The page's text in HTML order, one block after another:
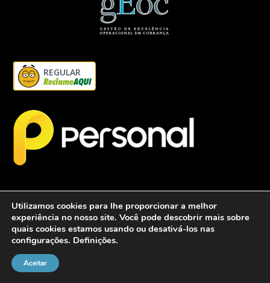
REGULAR
2026 - Personalcob - CNPJ: 12.837.042/0001-60- Todos direitos
Utilizamos cookies para lhe proporcionar a melhor
experiência no nosso site. Você pode descobrir mais sobre
quais cookies estamos usando ou desativá-los nas
configurações. Definições.
Aceitar